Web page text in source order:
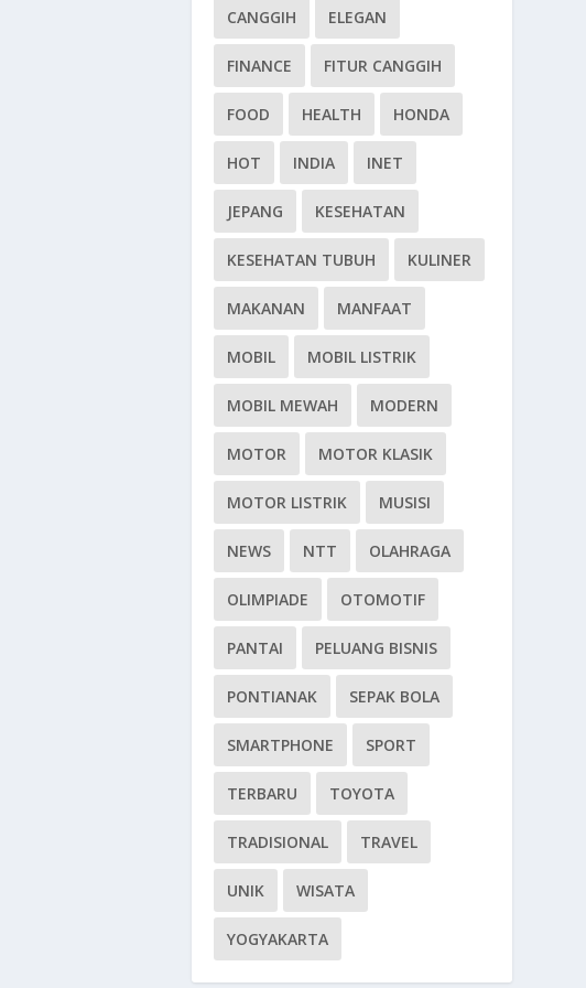
CANGGIH ELEGAN
FINANCE FITUR CANGGIH
FOOD HEALTH HONDA
HOT INDIA INET
JEPANG KESEHATAN
KESEHATAN TUBUH KULINER
MAKANAN MANFAAT
MOBIL MOBIL LISTRIK
MOBIL MEWAH MODERN
MOTOR MOTOR KLASIK
MOTOR LISTRIK MUSISI
NEWS NTT OLAHRAGA
OLIMPIADE OTOMOTIF
PANTAI PELUANG BISNIS
PONTIANAK SEPAK BOLA
SMARTPHONE SPORT
TERBARU TOYOTA
TRADISIONAL TRAVEL
UNIK WISATA
YOGYAKARTA